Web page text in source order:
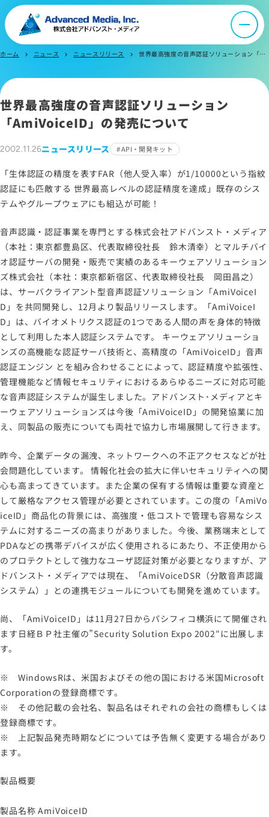
ニュース
採用情報
IR情報
お問い合わせ
サイトのご利用について
ソーシャルメディアポリシー
プライバシーポリシー
情報セキュリティポリシー
労働者派遣事業に関わる情報
メールマガジン
ホーム chevron_right ニュース chevron_right ニュースリリース chevron_right 世界最高強度の音声認証ソリューション「AmiVoiceID」の発売について
世界最高強度の音声認証ソリューション
「AmiVoiceID」の発売について
2002.11.26ニュースリリース API・開発キット
「生体認証の精度を表すFAR（他人受入率）が1/10000という指紋
認証にも匹敵する 世界最高レベルの認証精度を達成」既存のシス
テムやグループウェアにも組込が可能！
音声認識・認証事業を専門とする株式会社アドバンスト・メディア
（本社：東京都豊島区、代表取締役社長 鈴木清幸）とマルチバイ
オ認証サーバの開発・販売で実績のあるキーウェアソリューション
ズ株式会社（本社：東京都新宿区、代表取締役社長 岡田昌之）
は、サーバクライアント型音声認証ソリューション「AmiVoiceI
D」を共同開発し、12月より製品リリースします。「AmiVoiceI
D」は、バイオメトリクス認証の1つである人間の声を身体的特徴
として利用した本人認証システムです。 キーウェアソリューショ
ンズの高機能な認証サーバ技術と、高精度の「AmiVoiceID」音声
認証エンジン とを組み合わせることによって、認証精度や拡張性、
管理機能など情報セキュリティにおけるあらゆるニーズに対応可能
な音声認証システムが誕生しました。アドバンスト･メディアとキ
ーウェアソリューションズは今後「AmiVoiceID」の開発協業に加
え、同製品の販売についても両社で協力し市場展開して行きます。
昨今、企業データの漏洩、ネットワークへの不正アクセスなどが社
会問題化しています。 情報化社会の拡大に伴いセキュリティへの関
心も高まってきています。また企業の保有する情報は重要な資産と
して厳格なアクセス管理が必要とされています。この度の「AmiVo
iceID」商品化の背景には、高強度・低コストで管理も容易なシス
テムに対するニーズの高まりがありました。今後、業務端末として
PDAなどの携帯デバイスが広く使用されるにあたり、不正使用から
のプロテクトとして強力なユーザ認証対策が必要となりますが、ア
ドバンスト・メディアでは現在、「AmiVoiceDSR（分散音声認識
システム）」との連携モジュールについても開発を進めています。
尚、「AmiVoiceID」は11月27日からパシフィコ横浜にて開催され
ます日経ＢＰ社主催の”Security Solution Expo 2002″に出展しま
す。
※ WindowsRは、米国およびその他の国における米国Microsoft
Corporationの登録商標です。
※ その他記載の会社名、製品名はそれぞれの会社の商標もしくは
登録商標です。
※ 上記製品発売時期などについては予告無く変更する場合があり
ます。
製品概要
製品名称 AmiVoiceID